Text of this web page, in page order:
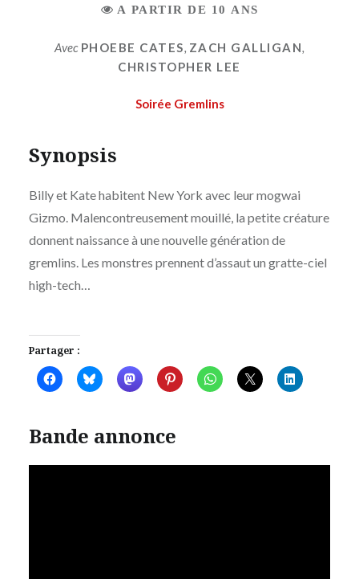
A PARTIR DE 10 ANS
Avec PHOEBE CATES, ZACH GALLIGAN,
CHRISTOPHER LEE
Soirée Gremlins
Synopsis
Billy et Kate habitent New York avec leur mogwai
Gizmo. Malencontreusement mouillé, la petite créature
donnent naissance à une nouvelle génération de
gremlins. Les monstres prennent d’assaut un gratte-ciel
high-tech…
Partager :
Bande annonce